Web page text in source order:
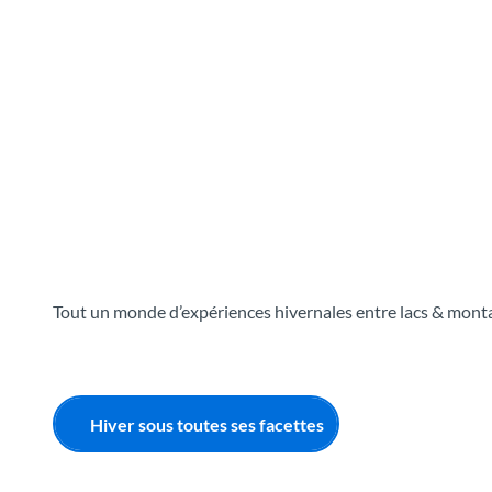
Tout un monde d’expériences hivernales entre lacs &
Hiver sous toutes ses facettes